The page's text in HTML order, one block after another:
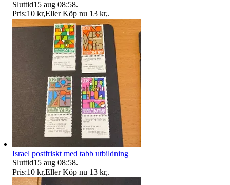
Sluttid15 aug 08:58.
Pris:10 kr,Eller Köp nu 13 kr,.
Israel postfriskt med tabb utbildning
Sluttid15 aug 08:58.
Pris:10 kr,Eller Köp nu 13 kr,.